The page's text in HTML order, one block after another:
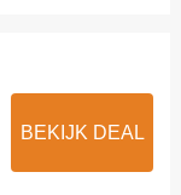
BEKIJK DEAL